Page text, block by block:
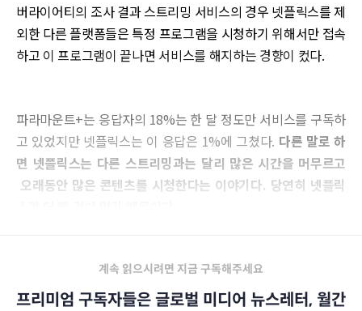
버라이어티의 조사 결과 스트리밍 서비스의 경우 넷플릭스를 제
외한 다른 플랫폼들은 특정 프로그램을 시청하기 위해서만 접속
하고 이 프로그램이 끝나면 서비스를 해지하는 경향이 컸다.
파라마운트+는 응답자의 18%는 한 달 정도만 서비스를 구독하
고 있었지만 넷플릭스는 이 응답은 1%에 그쳤다. 다른 말로 하
면 넷플릭스는 다른 스트리밍과는 달리 많은 시간을 머무르고
오래동안 많은 콘텐츠를 시청한다는 이야기다. 당연히 넷플릭
계속 읽으시려면 지금 구독해주세요
프리미엄 구독자들은 글로벌 미디어 뉴스레터, 월간